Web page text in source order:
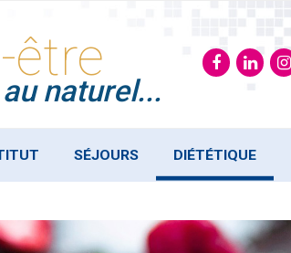
être
au naturel...
SÉJOURS DIÉTÉTIQUE